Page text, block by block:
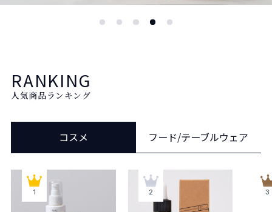
RANKING
人気商品ランキング
コスメ フード/テーブルウェア